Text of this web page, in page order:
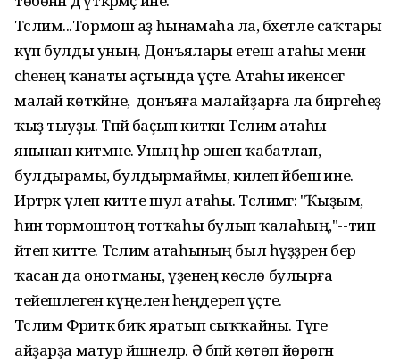
Тәслимә...Тормош аҙ һынамаһа ла, бәхетле саҡтары
күп булды уның. Донъялары етеш атаһы менән
әсәһенең ҡанаты аҫтында үҫте. Атаһы икенсегә
малай көткәйне, ә донъяға малайҙарға ла биргеһеҙ
ҡыҙ тыуҙы. Тәпәй баҫып киткән Тәслимә атаһы
янынан китмәне. Уның һәр эшен ҡабатлап,
булдырамы, булдырмаймы, килеп йәбешә ине.
Иртәрәк үлеп китте шул атаһы. Тәслимәгә: "Ҡыҙым,
һин тормоштоң тотҡаһы булып ҡалаһың,"--тип
әйтеп китте. Тәслимә атаһының был һүҙҙәрен бер
ҡасан да онотманы, үҙенең көслө булырға
тейешлеген күңеленә һеңдереп үҫте.
Тәслимә Фәриткә биҡ яратып сыҡҡайны. Тәүге
айҙарҙа матур йәшәнеләр. Ә бәпәй көтөп йөрөгән